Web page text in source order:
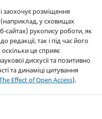
заохочує розміщення
у сховищах
сайтах) рукопису роботи, як
редакції, так і під час його
це сприяє
дискусії та позитивно
та динаміці цитування
Effect of Open Access).